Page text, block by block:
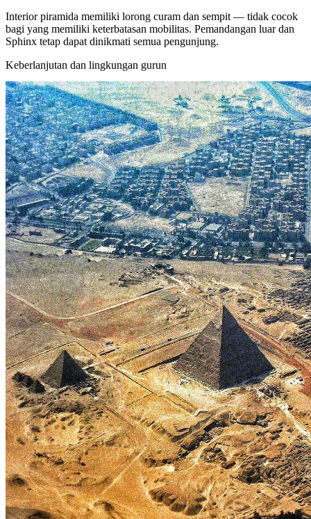
Interior piramida memiliki lorong curam dan sempit — tidak cocok
bagi yang memiliki keterbatasan mobilitas. Pemandangan luar dan
Sphinx tetap dapat dinikmati semua pengunjung.
Keberlanjutan dan lingkungan gurun